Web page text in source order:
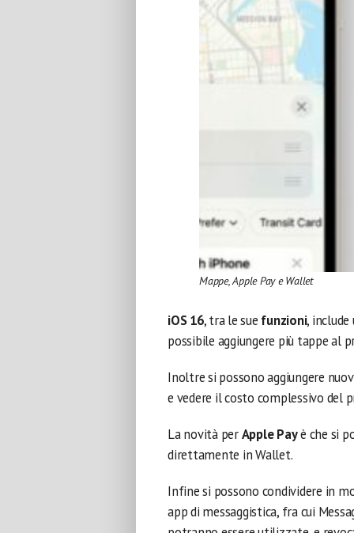
Mappe, Apple Pay e Wallet
iOS 16, tra le sue funzioni, include
possibile aggiungere più tappe al
Inoltre si possono aggiungere
e vedere il costo complessivo del
La novità perApple Payè che si
direttamente in Wallet.
Infine si possono condividere in
app di messaggistica, fra cui